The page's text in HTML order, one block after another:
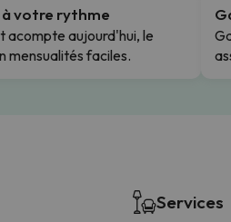
à votre rythme
acompte aujourd'hui, le
mensualités faciles.
Services